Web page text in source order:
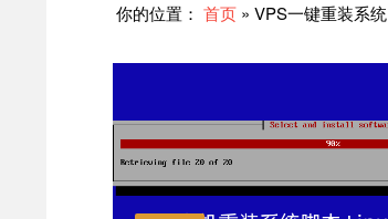
你的位置： 首页 » VPS一键重装系统